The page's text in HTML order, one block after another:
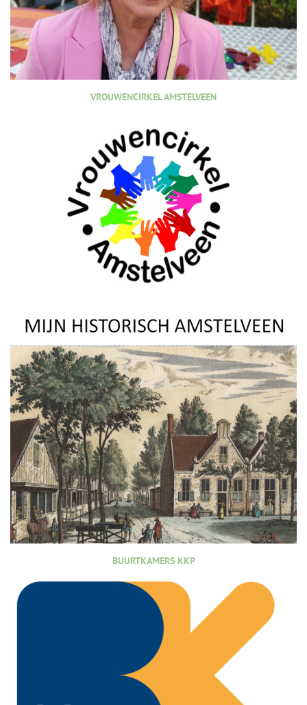
VROUWENCIRKEL AMSTELVEEN
BUURTKAMERS KKP